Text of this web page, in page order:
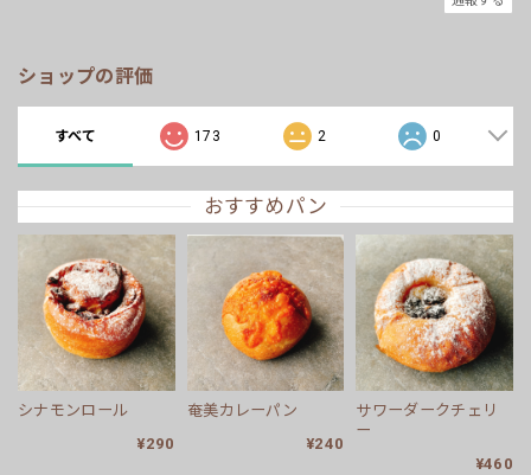
ショップの評価
すべて 173 2 0
おすすめパン
シナモンロール
¥290
奄美カレーパン
¥240
サワーダークチェリ
ー
¥460